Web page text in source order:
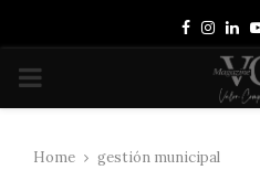
Facebook
PRIMARY
Home gestión municipal